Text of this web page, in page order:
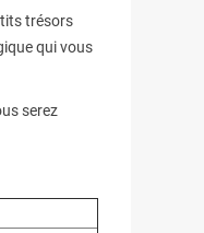
trésors
qui vous
serez